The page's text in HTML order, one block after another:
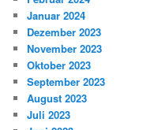
Januar 2024
Dezember 2023
November 2023
Oktober 2023
September 2023
August 2023
Juli 2023